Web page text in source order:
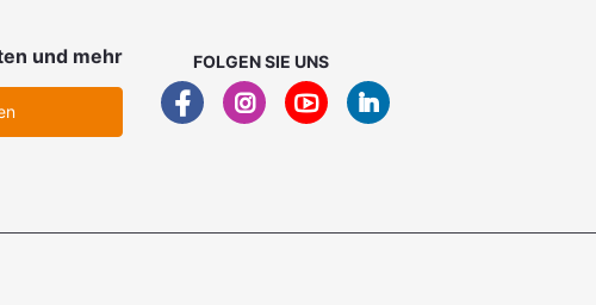
und mehr FOLGEN SIE UNS